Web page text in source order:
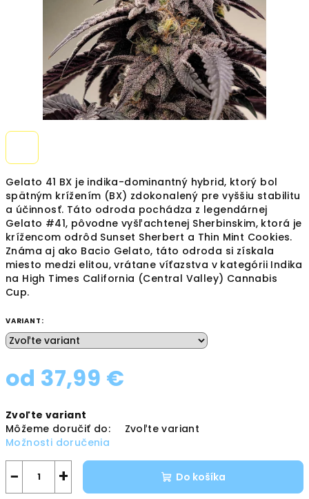
Gelato 41 BX je indika-dominantný hybrid, ktorý bol
spätným krížením (BX) zdokonalený pre vyššiu stabilitu
a účinnosť. Táto odroda pochádza z legendárnej
Gelato #41, pôvodne vyšľachtenej Sherbinskim, ktorá je
krížencom odrôd Sunset Sherbert a Thin Mint Cookies.
Známa aj ako Bacio Gelato, táto odroda si získala
miesto medzi elitou, vrátane víťazstva v kategórii Indika
na High Times California (Central Valley) Cannabis
Cup.
VARIANT:
od 37,99 €
cena:
Zvoľte variant
Môžeme doručiť do:
Zvoľte variant
Možnosti doručenia
+
− Do košíka